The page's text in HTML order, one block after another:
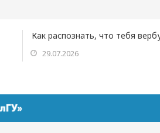
Как распознать, что тебя
29.07.2026